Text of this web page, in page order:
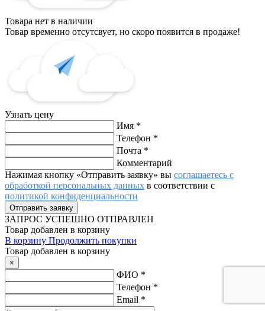
Товара нет в наличии
Товар временно отсутсвует, но скоро появится в продаже!
Узнать цену
Имя *
Телефон *
Почта *
Комментарий
Нажимая кнопку «Отправить заявку» вы соглашаетесь с
обработкой персональных данных в соответствии с
политикой конфиденциальности
ЗАПРОС УСПЕШНО ОТПРАВЛЕН
Товар добавлен в корзину
В корзину Продолжить покупки
Товар добавлен в корзину
×
ФИО *
Телефон *
Email *